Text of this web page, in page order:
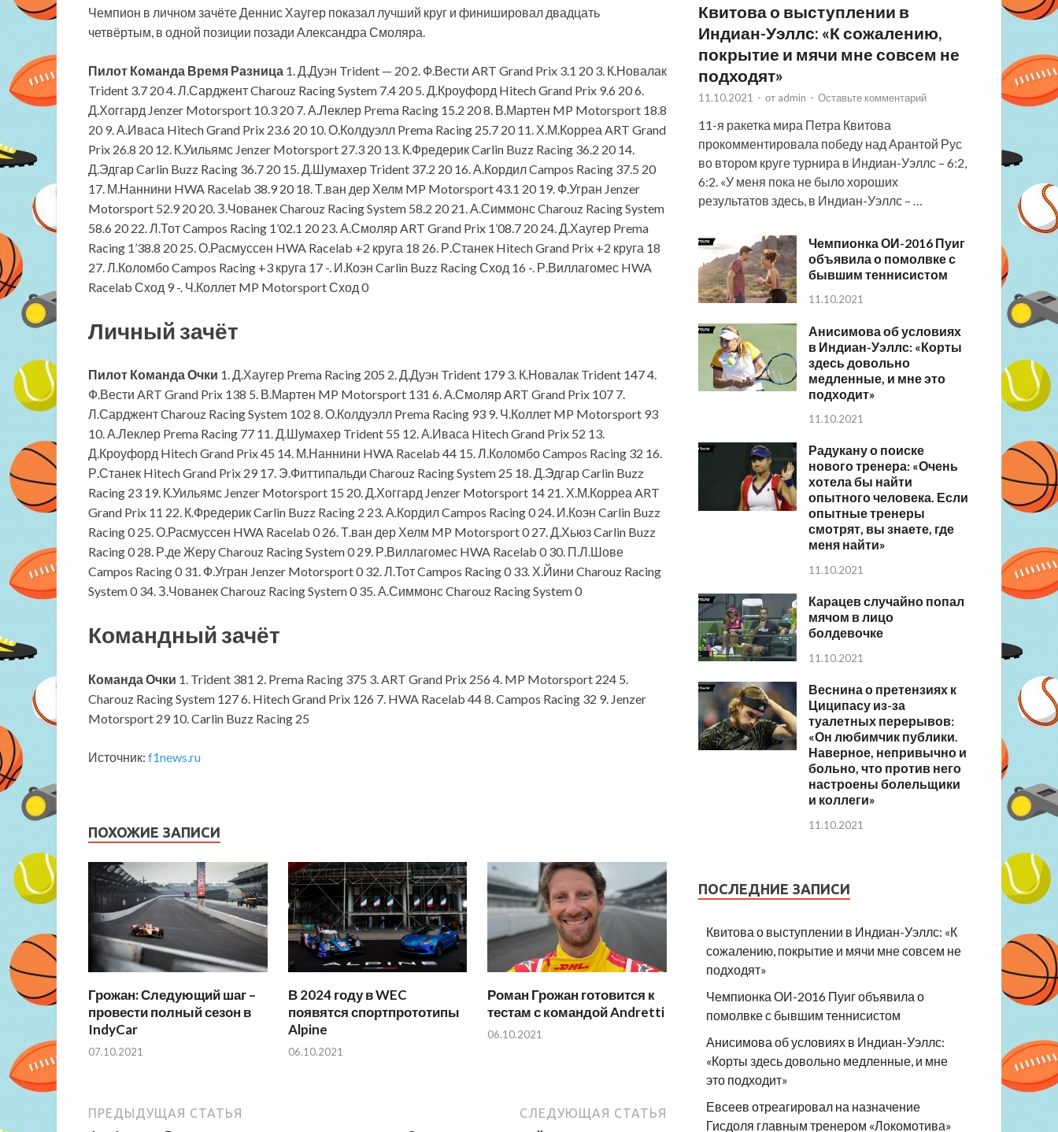
Чемпион в личном зачёте Деннис Хаугер показал лучший круг и финишировал двадцать
четвёртым, в одной позиции позади Александра Смоляра.
Пилот Команда Время Разница 1. Д.Дуэн Trident — 20 2. Ф.Вести ART Grand Prix 3.1 20 3. К.Новалак
Trident 3.7 20 4. Л.Сарджент Charouz Racing System 7.4 20 5. Д.Кроуфорд Hitech Grand Prix 9.6 20 6.
Д.Хоггард Jenzer Motorsport 10.3 20 7. А.Леклер Prema Racing 15.2 20 8. В.Мартен MP Motorsport 18.8
20 9. А.Иваса Hitech Grand Prix 23.6 20 10. О.Колдуэлл Prema Racing 25.7 20 11. Х.М.Корреа ART Grand
Prix 26.8 20 12. К.Уильямс Jenzer Motorsport 27.3 20 13. К.Фредерик Carlin Buzz Racing 36.2 20 14.
Д.Эдгар Carlin Buzz Racing 36.7 20 15. Д.Шумахер Trident 37.2 20 16. А.Кордил Campos Racing 37.5 20
17. М.Наннини HWA Racelab 38.9 20 18. Т.ван дер Хелм MP Motorsport 43.1 20 19. Ф.Угран Jenzer
Motorsport 52.9 20 20. З.Чованек Charouz Racing System 58.2 20 21. А.Симмонс Charouz Racing System
58.6 20 22. Л.Тот Campos Racing 1’02.1 20 23. А.Смоляр ART Grand Prix 1’08.7 20 24. Д.Хаугер Prema
Racing 1’38.8 20 25. О.Расмуссен HWA Racelab +2 круга 18 26. Р.Станек Hitech Grand Prix +2 круга 18
27. Л.Коломбо Campos Racing +3 круга 17 -. И.Коэн Carlin Buzz Racing Сход 16 -. Р.Виллагомес HWA
Racelab Сход 9 -. Ч.Коллет MP Motorsport Сход 0
Личный зачёт
Пилот КомандаОчки 1. Д.Хаугер Prema Racing 205 2. Д.Дуэн Trident 179 3. К.Новалак Trident 147 4.
Ф.Вести ART Grand Prix 138 5. В.Мартен MP Motorsport 131 6. А.Смоляр ART Grand Prix 107 7.
Л.Сарджент Charouz Racing System 102 8. О.Колдуэлл Prema Racing 93 9. Ч.Коллет MP Motorsport 93
10. А.Леклер Prema Racing 77 11. Д.Шумахер Trident 55 12. А.Иваса Hitech Grand Prix 52 13.
Д.Кроуфорд Hitech Grand Prix 45 14. М.Наннини HWA Racelab 44 15. Л.Коломбо Campos Racing 32 16.
Р.Станек Hitech Grand Prix 29 17. Э.Фиттипальди Charouz Racing System 25 18. Д.Эдгар Carlin Buzz
Racing 23 19. К.Уильямс Jenzer Motorsport 15 20. Д.Хоггард Jenzer Motorsport 14 21. Х.М.Корреа ART
Grand Prix 11 22. К.Фредерик Carlin Buzz Racing 2 23. А.Кордил Campos Racing 0 24. И.Коэн Carlin Buzz
Racing 0 25. О.Расмуссен HWA Racelab 0 26. Т.ван дер Хелм MP Motorsport 0 27. Д.Хьюз Carlin Buzz
Racing 0 28. Р.де Жеру Charouz Racing System 0 29. Р.Виллагомес HWA Racelab 0 30. П.Л.Шове
Campos Racing 0 31. Ф.Угран Jenzer Motorsport 0 32. Л.Тот Campos Racing 0 33. Х.Йини Charouz Racing
System 0 34. З.Чованек Charouz Racing System 0 35. А.Симмонс Charouz Racing System 0
Командный зачёт
Команда Очки 1. Trident 381 2. Prema Racing 375 3. ART Grand Prix 256 4. MP Motorsport 224 5.
Charouz Racing System 127 6. Hitech Grand Prix 126 7. HWA Racelab 44 8. Campos Racing 32 9. Jenzer
Motorsport 29 10. Carlin Buzz Racing 25
Источник: f1news.ru
ПОХОЖИЕ ЗАПИСИ
Грожан: Следующий шаг –
провести полный сезон в
IndyCar
07.10.2021
В 2024 году в WEC
появятся спортпрототипы
Alpine
06.10.2021
Роман Грожан готовится к
тестам с командой Andretti
06.10.2021
ПРЕДЫДУЩАЯ СТАТЬЯ СЛЕДУЮЩАЯ СТАТЬЯ
Квитова о выступлении в
Индиан-Уэллс: «К сожалению,
покрытие и мячи мне совсем не
подходят»
11.10.2021 - от admin - Оставьте комментарий
11-я ракетка мира Петра Квитова
прокомментировала победу над Арантой Рус
во втором круге турнира в Индиан-Уэллс – 6:2,
6:2. «У меня пока не было хороших
результатов здесь, в Индиан-Уэллс – …
Чемпионка ОИ-2016 Пуиг
объявила о помолвке с
бывшим теннисистом
11.10.2021
Анисимова об условиях
в Индиан-Уэллс: «Корты
здесь довольно
медленные, и мне это
подходит»
11.10.2021
Радукану о поиске
нового тренера: «Очень
хотела бы найти
опытного человека. Если
опытные тренеры
смотрят, вы знаете, где
меня найти»
11.10.2021
Карацев случайно попал
мячом в лицо
болдевочке
11.10.2021
Веснина о претензиях к
Циципасу из-за
туалетных перерывов:
«Он любимчик публики.
Наверное, непривычно и
больно, что против него
настроены болельщики
и коллеги»
11.10.2021
ПОСЛЕДНИЕ ЗАПИСИ
Квитова о выступлении в Индиан-Уэллс: «К
сожалению, покрытие и мячи мне совсем не
подходят»
Чемпионка ОИ-2016 Пуиг объявила о
помолвке с бывшим теннисистом
Анисимова об условиях в Индиан-Уэллс:
«Корты здесь довольно медленные, и мне
это подходит»
Евсеев отреагировал на назначение
Гисдоля главным тренером «Локомотива»